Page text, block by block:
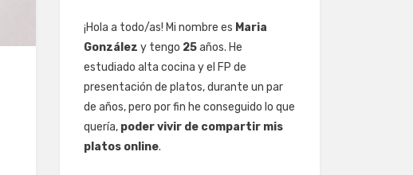
¡Hola a todo/as! Mi nombre es Maria
González y tengo 25años. He
estudiado alta cocina y el FP de
presentación de platos, durante un par
de años, pero por fin he conseguido lo que
quería, poder vivir de compartir mis
platos online.